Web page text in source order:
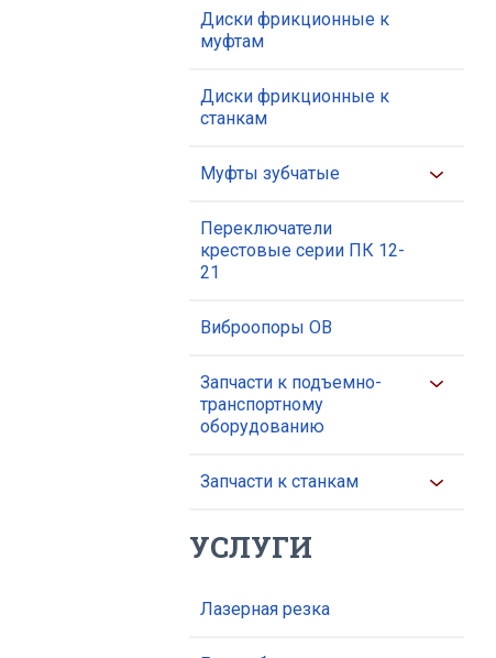
Диски фрикционные к
муфтам
Диски фрикционные к
станкам
Муфты зубчатые
Переключатели
крестовые серии ПК 12-
21
Виброопоры ОВ
Запчасти к подъемно-
транспортному
оборудованию
Запчасти к станкам
УСЛУГИ
Лазерная резка